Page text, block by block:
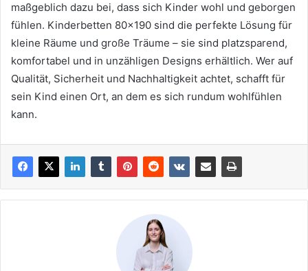
maßgeblich dazu bei, dass sich Kinder wohl und geborgen
fühlen. Kinderbetten 80×190 sind die perfekte Lösung für
kleine Räume und große Träume – sie sind platzsparend,
komfortabel und in unzähligen Designs erhältlich. Wer auf
Qualität, Sicherheit und Nachhaltigkeit achtet, schafft für
sein Kind einen Ort, an dem es sich rundum wohlfühlen
kann.